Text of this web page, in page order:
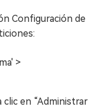
Configuración de
>
clic en “Administrar